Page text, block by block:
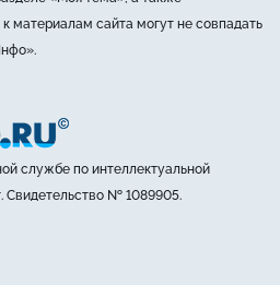
материалам сайта могут не совпадать
службе по интеллектуальной
Свидетельство № 1089905.